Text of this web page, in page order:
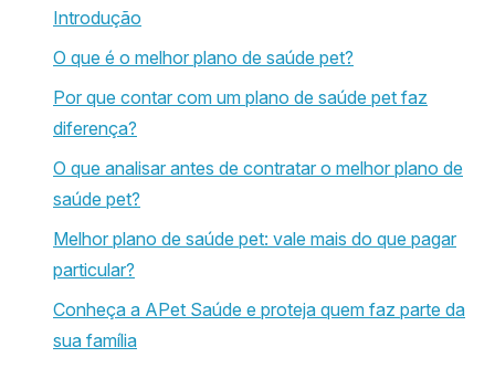
Introdução
O que é o melhor plano de saúde pet?
Por que contar com um plano de saúde pet faz
diferença?
O que analisar antes de contratar o melhor plano de
saúde pet?
Melhor plano de saúde pet: vale mais do que pagar
particular?
Conheça a APet Saúde e proteja quem faz parte da
sua família